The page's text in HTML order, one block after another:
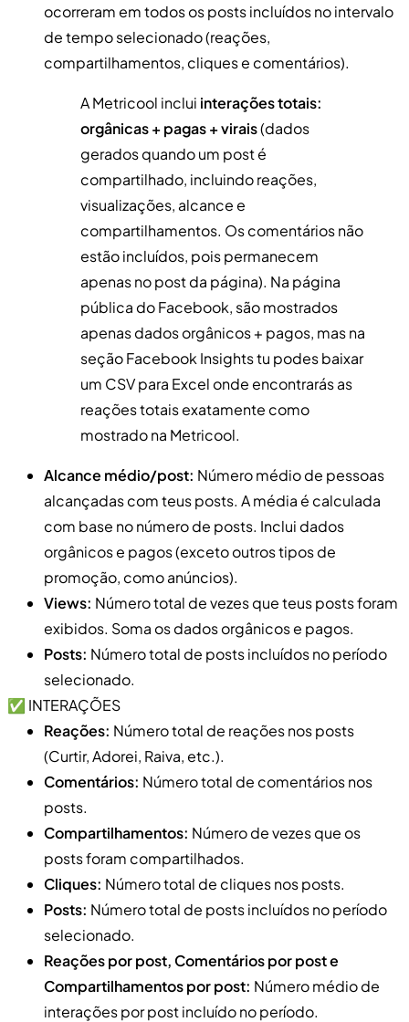
ocorreram em todos os posts incluídos no intervalo
de tempo selecionado (reações,
compartilhamentos, cliques e comentários).
A Metricool inclui interações totais:
orgânicas + pagas + virais(dados
gerados quando um post é
compartilhado, incluindo reações,
visualizações, alcance e
compartilhamentos. Os comentários não
estão incluídos, pois permanecem
apenas no post da página). Na página
pública do Facebook, são mostrados
apenas dados orgânicos + pagos, mas na
seção Facebook Insights tu podes baixar
um CSV para Excel onde encontrarás as
reações totais exatamente como
mostrado na Metricool.
Alcance médio/post: Número médio de pessoas
alcançadas com teus posts. A média é calculada
com base no número de posts. Inclui dados
orgânicos e pagos (exceto outros tipos de
promoção, como anúncios).
Views: Número total de vezes que teus posts foram
exibidos. Soma os dados orgânicos e pagos.
Posts: Número total de posts incluídos no período
selecionado.
✅ INTERAÇÕES
Reações: Número total de reações nos posts
(Curtir, Adorei, Raiva, etc.).
Comentários: Número total de comentários nos
posts.
Compartilhamentos: Número de vezes que os
posts foram compartilhados.
Cliques: Número total de cliques nos posts.
Posts: Número total de posts incluídos no período
selecionado.
Reações por post, Comentários por post e
Compartilhamentos por post: Número médio de
interações por post incluído no período.